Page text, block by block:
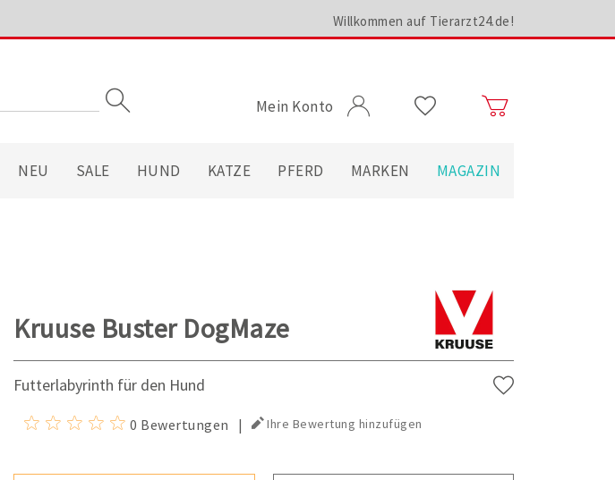
Willkommen auf Tierarzt24.de!
Mein Konto
NEU SALE HUND KATZE PFERD MARKEN MAGAZIN
Kruuse Buster DogMaze
Futterlabyrinth für den Hund
0 Bewertungen | Ihre Bewertung hinzufügen